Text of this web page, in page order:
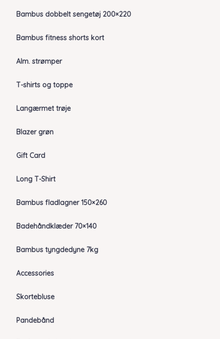
Bambus dobbelt sengetøj 200×220
Bambus fitness shorts kort
Alm. strømper
T-shirts og toppe
Langærmet trøje
Blazer grøn
Gift Card
Long T-Shirt
Bambus fladlagner 150×260
Badehåndklæder 70×140
Bambus tyngdedyne 7kg
Accessories
Skortebluse
Pandebånd